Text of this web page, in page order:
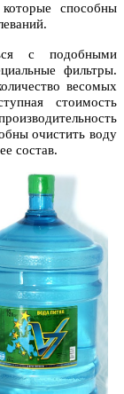
способны
с подобными
фильтры.
весомых
стоимость
очистить воду
состав.